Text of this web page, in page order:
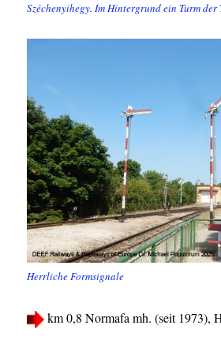
Széchenyihegy. Im Hintergrund ein Turm der
Herrliche Formsignale
km 0,8 Normafa mh. (seit 1973),